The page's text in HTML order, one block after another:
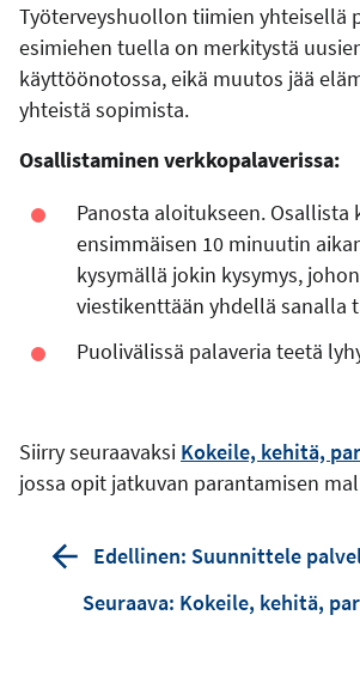
Työterveyshuollon tiimien yhteisellä
esimiehen tuella on merkitystä
käyttöönotossa, eikä muutos jää
yhteistä sopimista.
Osallistaminen verkkopalaverissa:
Panosta aloitukseen.
ensimmäisen 10 minuutin
kysymällä jokin kysymys,
viestikenttään yhdellä sanalla
Puolivälissä palaveria teetä
Siirry seuraavaksi Kokeile, kehitä,
jossa opit jatkuvan parantamisen
Edellinen: Suunnittele
Seuraava: Kokeile, kehitä,